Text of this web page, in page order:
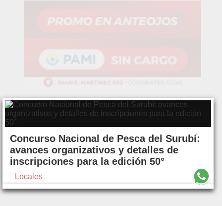
Concurso Nacional de Pesca del Surubí:
avances organizativos y detalles de
inscripciones para la edición 50°
Locales